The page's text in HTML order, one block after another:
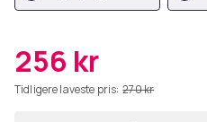
256 kr
Tidligere laveste pris: 270 kr